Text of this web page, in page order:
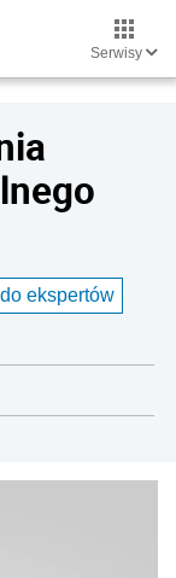
Serwisy
do ekspertów